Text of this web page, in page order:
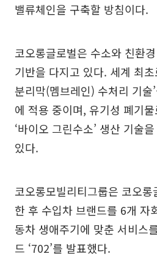
밸류체인을 구축할 방침이다.
코오롱글로벌은 수소와 친환
기반을 다지고 있다. 세계 최초
분리막(멤브레인) 수처리 기술
에 적용 중이며, 유기성 폐기
‘바이오 그린수소’ 생산 기술
있다.
코오롱모빌리티그룹은 코오롱
한 후 수입차 브랜드를 6개 자
동차 생애주기에 맞춘 서비스
드 ‘702’를 발표했다.